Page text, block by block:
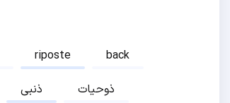
riposte
back
ذنبی
ذوحیات